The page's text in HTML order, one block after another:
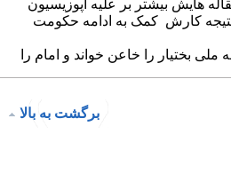
برگشت به بالا